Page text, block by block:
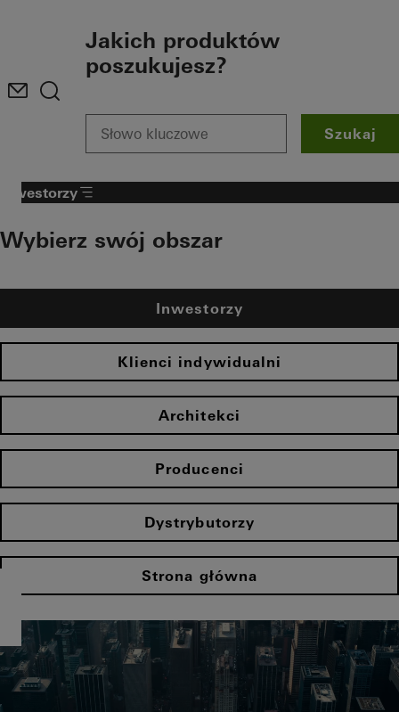
Jakich produktów
poszukujesz?
Szukaj
Inwestorzy
Wybierz swój obszar
Inwestorzy
Klienci indywidualni
Architekci
Producenci
Dystrybutorzy
Strona główna